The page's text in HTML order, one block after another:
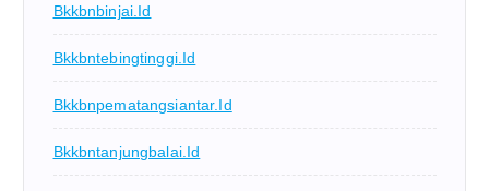
Bkkbnbinjai.id
Bkkbntebingtinggi.id
Bkkbnpematangsiantar.id
Bkkbntanjungbalai.id